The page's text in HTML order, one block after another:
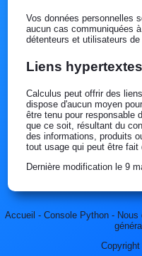
Vos données personnelles
aucun cas communiquées
détenteurs et utilisateurs
Liens hypertextes
Calculus peut offrir des
dispose d'aucun moyen
être tenu pour responsable
que ce soit, résultant du
des informations, produits
tout usage qui peut être fait
Dernière modification le 9
Accueil - Console Python- Nous